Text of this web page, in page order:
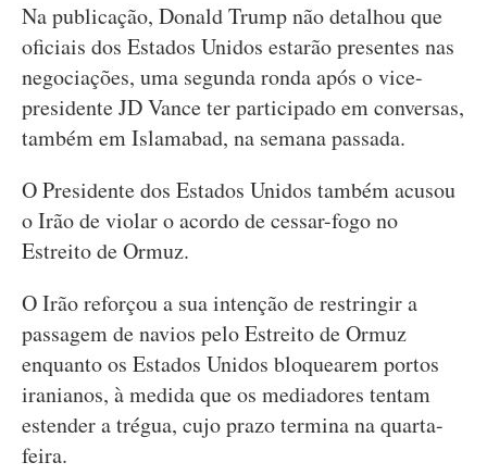
Na publicação, Donald Trump não detalhou que
oficiais dos Estados Unidos estarão presentes nas
negociações, uma segunda ronda após o vice-
presidente JD Vance ter participado em conversas,
também em Islamabad, na semana passada.
O Presidente dos Estados Unidos também acusou
o Irão de violar o acordo de cessar-fogo no
Estreito de Ormuz.
O Irão reforçou a sua intenção de restringir a
passagem de navios pelo Estreito de Ormuz
enquanto os Estados Unidos bloquearem portos
iranianos, à medida que os mediadores tentam
estender a trégua, cujo prazo termina na quarta-
feira.